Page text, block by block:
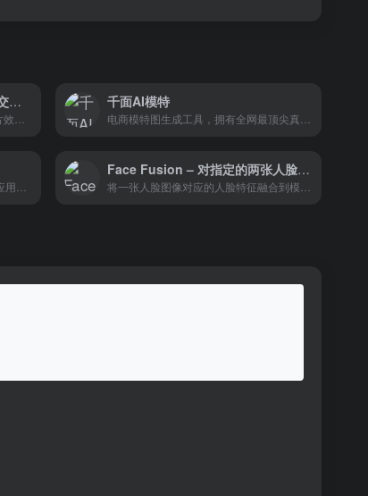
photofunia – 允许您在照片中交换人脸面孔
PhotoFunia 是一款提供多种创意照片效果的在线工具，其中“换脸”功能是其最受欢迎的效果之一。该功能利用自动人脸检测技术，允许用户轻松地将一张照片中的人物面部替换成另一张照片中的面部。
千面AI模特
电商模特图生成工具，拥有全网最顶尖真实度和表现力的模特生成效果
JumiFace 是一款在线人工智能换脸应用，它能够让用户生成换脸视频、照片和GIF动图，提供有趣的视频换脸体验，包括电影角色重新面貌设计、性别互换、面部表情包等。
Face Fusion – 对指定的两张人脸照片进行融合
将一张人脸图像对应的人脸特征融合到模板图像中的特定人物上